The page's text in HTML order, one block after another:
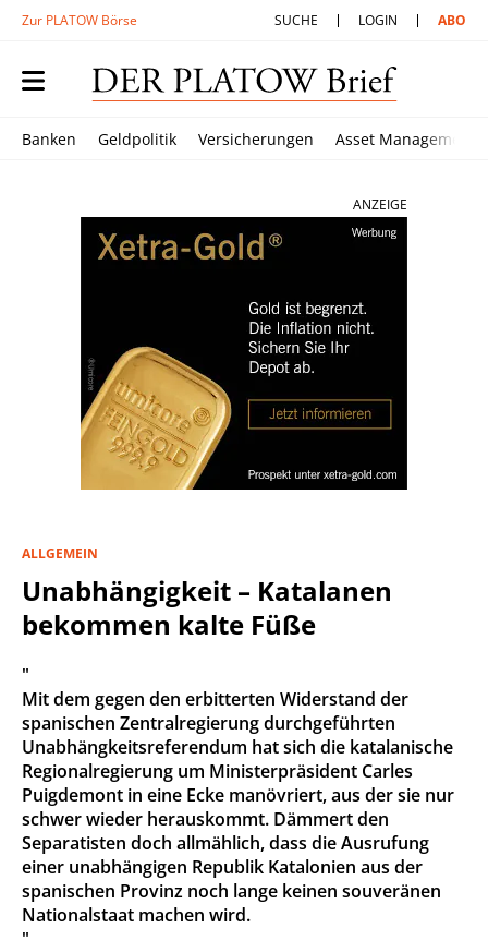
Zur PLATOW Börse SUCHE LOGIN ABO
Banken Geldpolitik Versicherungen Asset Management
ANZEIGE
ALLGEMEIN
Unabhängigkeit – Katalanen
bekommen kalte Füße
"
Mit dem gegen den erbitterten Widerstand der
spanischen Zentralregierung durchgeführten
Unabhängkeitsreferendum hat sich die katalanische
Regionalregierung um Ministerpräsident Carles
Puigdemont in eine Ecke manövriert, aus der sie nur
schwer wieder herauskommt. Dämmert den
Separatisten doch allmählich, dass die Ausrufung
einer unabhängigen Republik Katalonien aus der
spanischen Provinz noch lange keinen souveränen
Nationalstaat machen wird.
"